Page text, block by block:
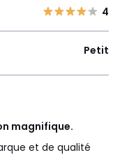
4
Petit
magnifique.
et de qualité